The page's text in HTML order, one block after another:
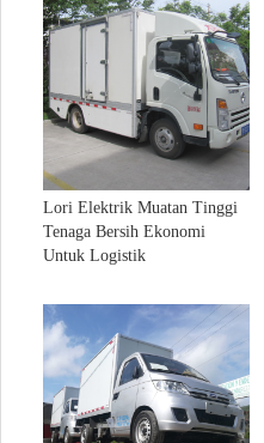
Lori Elektrik Muatan Tinggi
Tenaga Bersih Ekonomi
Untuk Logistik